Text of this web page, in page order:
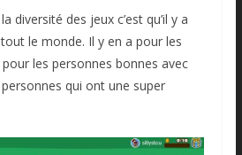
diversité des jeux c’est qu’il y a
le monde. Il y en a pour les
les personnes bonnes avec
qui ont une super